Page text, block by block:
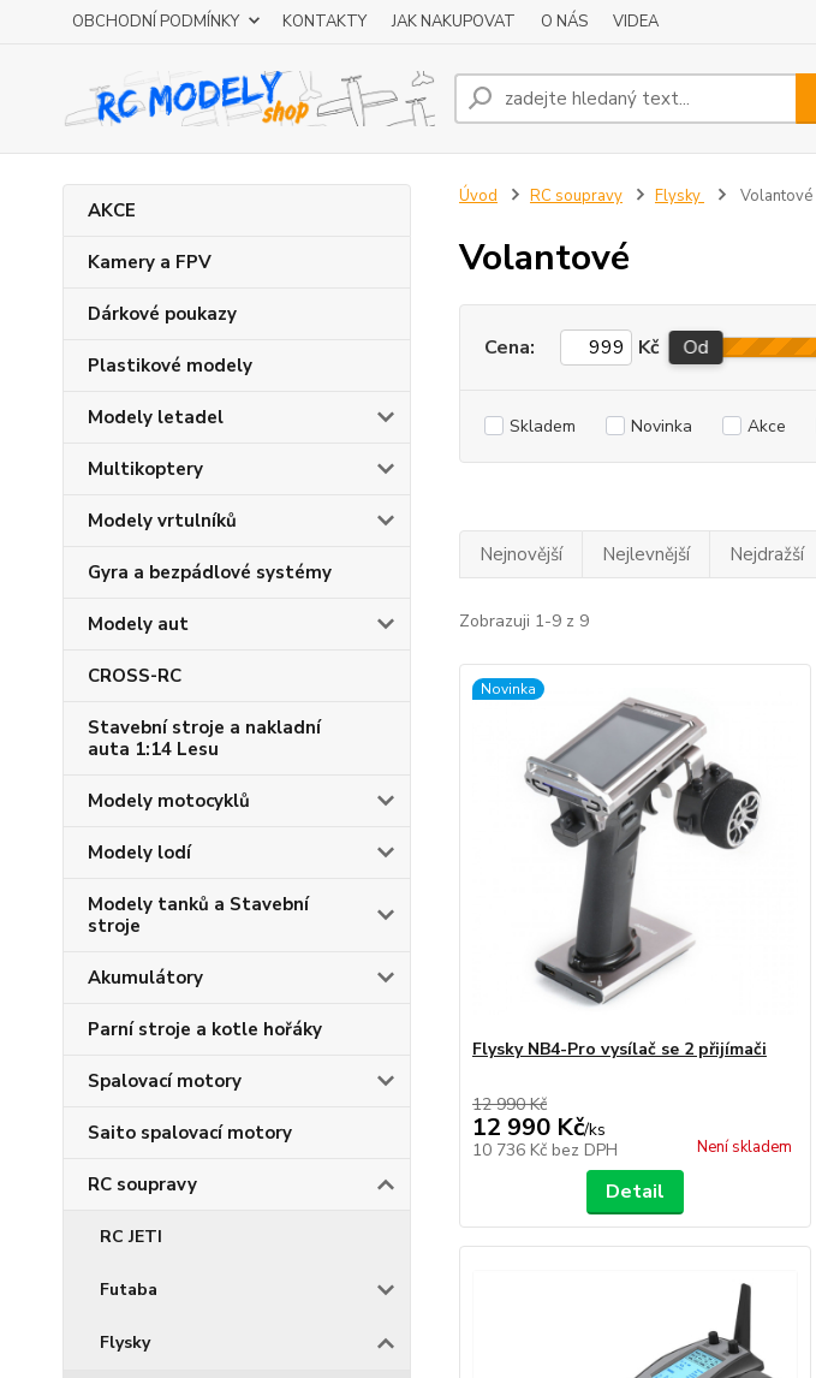
OBCHODNÍ PODMÍNKY KONTAKTY JAK NAKUPOVAT O NÁS VIDEA
AKCE
Kamery a FPV
Dárkové poukazy
Plastikové modely
Modely letadel
Multikoptery
Modely vrtulníků
Gyra a bezpádlové systémy
Modely aut
CROSS-RC
Stavební stroje a nakladní
auta 1:14 Lesu
Modely motocyklů
Modely lodí
Modely tanků a Stavební
stroje
Akumulátory
Parní stroje a kotle hořáky
Spalovací motory
Saito spalovací motory
RC soupravy
RC JETI
Futaba
Flysky
Úvod RC soupravy Flysky Volantové
Volantové
Cena: Kč Od
Skladem Novinka Akce
Nejnovější Nejlevnější Nejdražší
Zobrazuji 1-9 z 9
Novinka
Flysky NB4-Pro vysílač se 2 přijímači
12 990 Kč
12 990 Kč/ks
10 736 Kč bez DPH Není skladem
Detail